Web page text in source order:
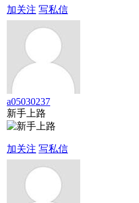
加关注 写私信
a05030237
新手上路
加关注 写私信